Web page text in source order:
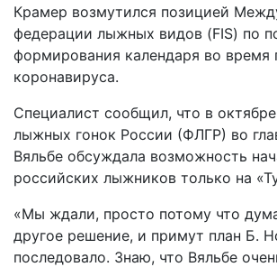
Крамер возмутился позицией
федерации лыжных видов (FIS) по
формирования календаря во время
коронавируса.
Специалист сообщил, что в
лыжных гонок России (ФЛГР) во
Вяльбе обсуждала возможность
российских лыжников только на
«Мы ждали, просто потому что
другое решение, и примут план Б.
последовало. Знаю, что Вяльбе